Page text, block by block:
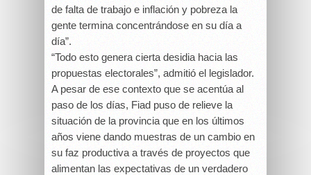
de falta de trabajo e inflación y pobreza la
gente termina concentrándose en su día a
día”.
“Todo esto genera cierta desidia hacia las
propuestas electorales”, admitió el legislador.
A pesar de ese contexto que se acentúa al
paso de los días, Fiad puso de relieve la
situación de la provincia que en los últimos
años viene dando muestras de un cambio en
su faz productiva a través de proyectos que
alimentan las expectativas de un verdadero